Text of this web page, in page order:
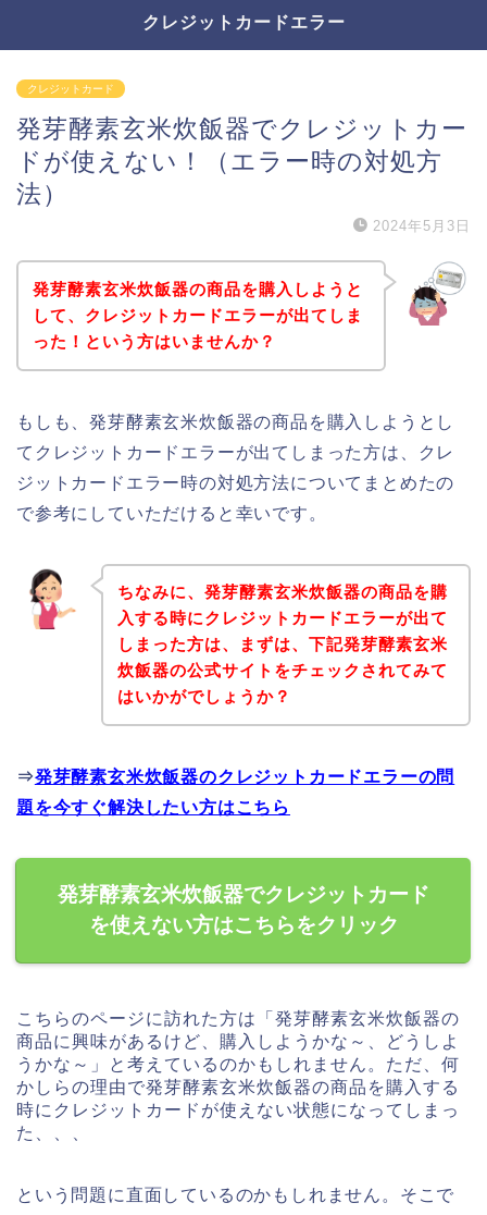
クレジットカードエラー
クレジットカード
発芽酵素玄米炊飯器でクレジットカー
ドが使えない！（エラー時の対処方
法）
2024年5月3日
発芽酵素玄米炊飯器の商品を購入しようと
して、クレジットカードエラーが出てしま
った！という方はいませんか？
もしも、発芽酵素玄米炊飯器の商品を購入しようとし
てクレジットカードエラーが出てしまった方は、クレ
ジットカードエラー時の対処方法についてまとめたの
で参考にしていただけると幸いです。
ちなみに、発芽酵素玄米炊飯器の商品を購
入する時にクレジットカードエラーが出て
しまった方は、まずは、下記発芽酵素玄米
炊飯器の公式サイトをチェックされてみて
はいかがでしょうか？
⇒発芽酵素玄米炊飯器のクレジットカードエラーの問
題を今すぐ解決したい方はこちら
発芽酵素玄米炊飯器でクレジットカード
を使えない方はこちらをクリック
こちらのページに訪れた方は「発芽酵素玄米炊飯器の
商品に興味があるけど、購入しようかな～、どうしよ
うかな～」と考えているのかもしれません。ただ、何
かしらの理由で発芽酵素玄米炊飯器の商品を購入する
時にクレジットカードが使えない状態になってしまっ
た、、、
という問題に直面しているのかもしれません。そこで